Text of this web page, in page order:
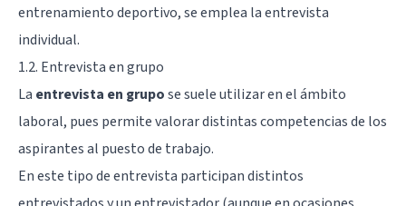
entrenamiento deportivo, se emplea la entrevista
individual.
1.2. Entrevista en grupo
La entrevista en grupose suele utilizar en el ámbito
laboral, pues permite valorar distintas competencias de los
aspirantes al puesto de trabajo.
En este tipo de entrevista participan distintos